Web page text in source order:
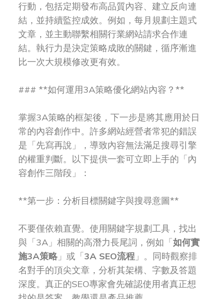
行動，包括定期發布高品質內容、建立反向連
結，並持續監控成效。例如，每月規劃主題式
文章，並主動聯繫相關行業網站請求合作連
結。執行力是決定策略成敗的關鍵，循序漸進
比一次大規模修改更有效。
### **如何運用3A策略優化網站內容？**
掌握3A策略的框架後，下一步是將其應用於日
常的內容創作中。許多網站經營者常犯的錯誤
是「先寫再說」，導致內容無法滿足搜尋引擎
的權重判斷。以下提供一套可立即上手的「內
容創作三階段」：
**第一步：分析目標關鍵字與搜尋意圖**
不要僅依賴直覺。使用關鍵字規劃工具，找出
與「3A」相關的高潛力長尾詞，例如「如何實
施3A策略 」或「3A SEO流程 」。同時觀察排
名對手的頂尖文章，分析其架構、字數及答題
深度。真正的SEO專家會先確認使用者真正想